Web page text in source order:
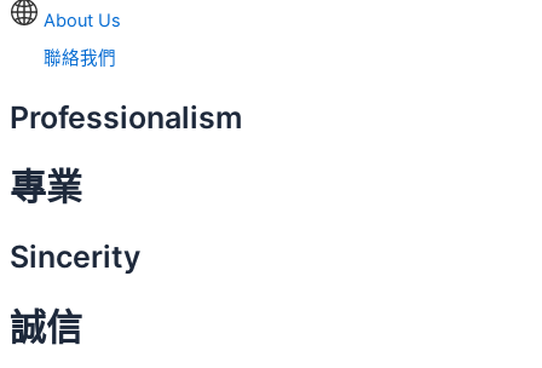
About Us
聯絡我們
Professionalism
專業
Sincerity
誠信